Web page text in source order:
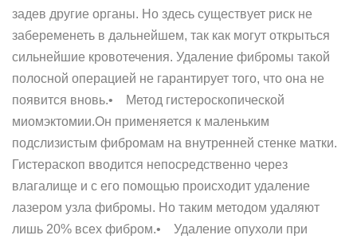
задев другие органы. Но здесь существует риск не
забеременеть в дальнейшем, так как могут открыться
сильнейшие кровотечения. Удаление фибромы такой
полосной операцией не гарантирует того, что она не
появится вновь.• Метод гистероскопической
миомэктомии.Он применяется к маленьким
подслизистым фибромам на внутренней стенке матки.
Гистераскоп вводится непосредственно через
влагалище и с его помощью происходит удаление
лазером узла фибромы. Но таким методом удаляют
лишь 20% всех фибром.• Удаление опухоли при